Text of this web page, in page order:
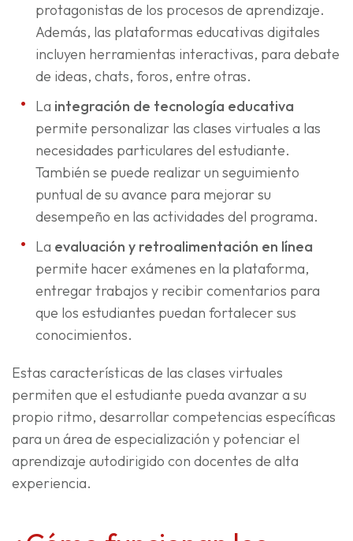
protagonistas de los procesos de aprendizaje.
Además, las plataformas educativas digitales
incluyen herramientas interactivas, para debate
de ideas, chats, foros, entre otras.
La integración de tecnología educativa
permite personalizar las clases virtuales a las
necesidades particulares del estudiante.
También se puede realizar un seguimiento
puntual de su avance para mejorar su
desempeño en las actividades del programa.
La evaluación y retroalimentación en línea
permite hacer exámenes en la plataforma,
entregar trabajos y recibir comentarios para
que los estudiantes puedan fortalecer sus
conocimientos.
Estas características de las clases virtuales
permiten que el estudiante pueda avanzar a su
propio ritmo, desarrollar competencias específicas
para un área de especialización y potenciar el
aprendizaje autodirigido con docentes de alta
experiencia.